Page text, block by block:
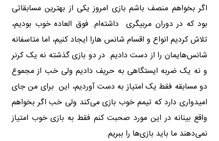
اگر بخواهم منصف باشم بازی امروز یکی از بهترین مسابقاتی
بود که در دوران مربیگری داشته‌ام. فوق العاده خوب بودیم،
تلاش کردیم انواع و اقسام شانس هارا ایجاد کنیم، اما متاسفانه
شانس‌هایمان را از دست دادیم. در دو بازی گذشته نه یک کرنر
و نه یک ضربه ایستگاهی به حریف دادیم ولی خب از مجموع
دو مسابقه فقط یک امتیاز به دست آوردیم، این برای من جای
امیدواری دارد که تیمم خوب بازی می‌کند ولی خب اگر بخواهم
واقع بینانه در این مورد صحبت کنم فقط به بازی خوب امتیاز
نمی‌دهند ما باید بازی‌ها را ببریم.